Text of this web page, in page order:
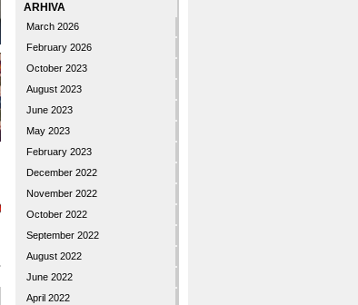
ARHIVA
March 2026
February 2026
October 2023
August 2023
June 2023
May 2023
February 2023
December 2022
November 2022
October 2022
September 2022
August 2022
June 2022
April 2022